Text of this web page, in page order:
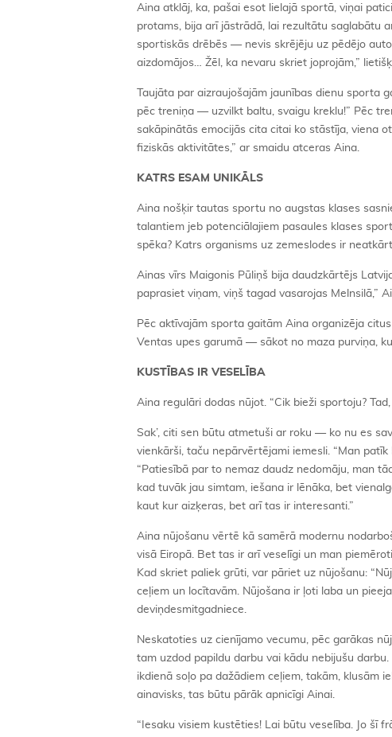
Aina atklāj, ka, pašai esot lielajā sportā, viņai
protams, bija arī jāstrādā, lai rezultātu saglabātu
sportiskās drēbēs — nevis skrējēju uz pēdējo
aizdomājos… Žēl, ka nevaru skriet joprojām,”
Taujāta par aizraujošajām jaunības dienu sporta
pēc treniņa — uzvilkt baltu, svaigu kreklu!” Pēc
sakāpinātās emocijās cita citai ko stāstīja, viena
fiziskās aktivitātes,” ar smaidu atceras Aina.
KATRS ESAM UNIKĀLS
Aina nošķir tautas sportu no augstas klases
talantiem jeb potenciālajiem pasaules klases
spēka? Katrs organisms uz zemeslodes ir
Ainas vīrs Maigonis Pūliņš bija daudzkārtējs
paprasiet viņam, viņš tagad vasarojas Melnsilā,”
Pēc aktīvajām sporta gaitām Aina organizēja
Ventas upes garumā — sākot no maza purviņa,
KUSTĪBAS IR VESELĪBA
Aina regulāri dodas nūjot. “Cik bieži sportoju?
Sak’, citi sen būtu atmetuši ar roku — ko nu es
vienkārši, taču nepārvērtējami iemesli. “Man
“Patiesībā par to nemaz daudz nedomāju, man
kad tuvāk jau simtam, iešana ir lēnāka, bet
kaut kur aizķeras, bet arī tas ir interesanti.”
Aina nūjošanu vērtē kā samērā modernu
visā Eiropā. Bet tas ir arī veselīgi un man
Kad skriet paliek grūti, var pāriet uz nūjošanu:
ceļiem un locītavām. Nūjošana ir ļoti laba un
deviņdesmitgadniece.
Neskatoties uz cienījamo vecumu, pēc garākas
tam uzdod papildu darbu vai kādu nebijušu
ikdienā soļo pa dažādiem ceļiem, takām, klusām
ainavisks, tas būtu pārāk apnicīgi Ainai.
“Iesaku visiem kustēties! Lai būtu veselība. Jo šī